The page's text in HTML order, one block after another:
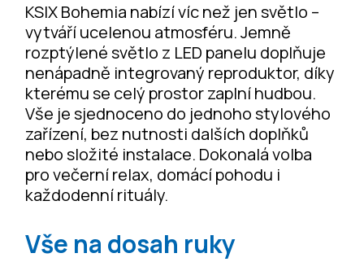
KSIX Bohemia nabízí víc než jen světlo –
vytváří ucelenou atmosféru. Jemně
rozptýlené světlo z LED panelu doplňuje
nenápadně integrovaný reproduktor, díky
kterému se celý prostor zaplní hudbou.
Vše je sjednoceno do jednoho stylového
zařízení, bez nutnosti dalších doplňků
nebo složité instalace. Dokonalá volba
pro večerní relax, domácí pohodu i
každodenní rituály.
Vše na dosah ruky